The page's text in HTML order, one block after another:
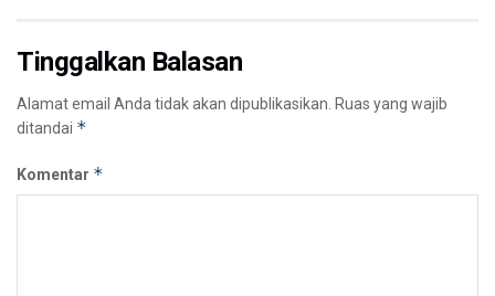
Tinggalkan Balasan
Alamat email Anda tidak akan dipublikasikan. Ruas yang wajib
ditandai *
Komentar *